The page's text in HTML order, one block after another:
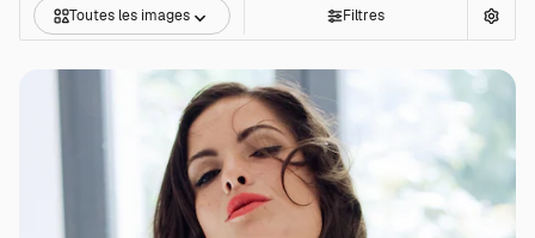
Toutes les images Filtres